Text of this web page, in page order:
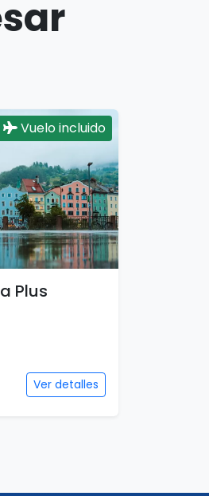
Vuelo incluido
Plus
Ver detalles